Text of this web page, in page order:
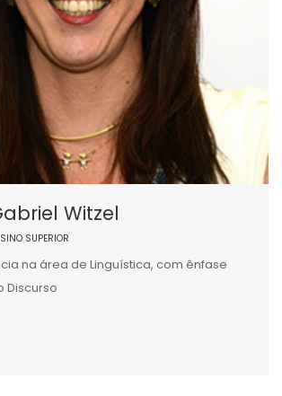
Witzel
SUPERIOR
na área de Linguística, com ênfase
Discurso